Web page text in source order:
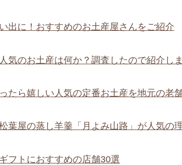
出に！おすすめのお土産屋さんをご紹介
気のお土産は何か？調査したので紹介し
ったら嬉しい人気の定番お土産を地元の老
葉屋の蒸し羊羹「月よみ山路」が人気の
フトにおすすめの店舗30選